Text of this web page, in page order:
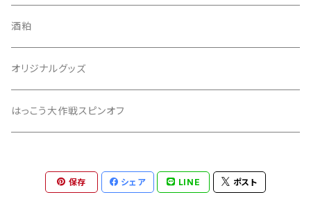
6本セット
300mlセトイチ全種セット
300mlセトイチ＋あしがり郷全種セット
純米酒
本醸造酒
あしがり郷
月の歌
零号
セトイチ
いざ
ぴいひゃら
酒粕
オリジナルグッズ
はっこう大作戦スピンオフ
保存 シェア LINE ポスト